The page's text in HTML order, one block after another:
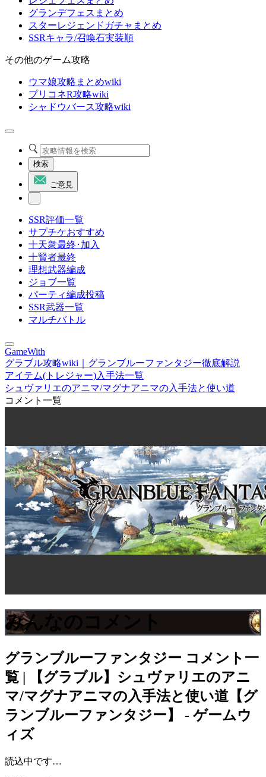
グランデフェスまとめ
スターレジェンドガチャまとめ
SSRキャラ/召喚石実装順
その他のゲーム攻略
ウマ娘攻略まとめwiki
プリコネR攻略wiki
シャドウバース攻略wiki
検索
ご意見
SSR評価一覧
サプチケおすすめ
十天衆最終･加入
十賢者最終
理想武器編成
ジョブ一覧
パーティ編成投稿
SSR武器一覧
マルチバトル
GameWith
グラブル攻略wiki｜グランブルーファンタジー徹底解説
アイテム(トレジャー)入手法一覧
シュヴァリエのアニマ/マグナアニマの入手法と使い道
コメント一覧
みんなのコメント
グランブルーファンタジー コメント一
覧 | 【グラブル】シュヴァリエのアニ
マ/マグナアニマの入手法と使い道【グ
ランブルーファンタジー】 - ゲームウ
ィズ
読込中です…